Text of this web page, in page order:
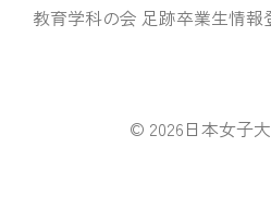
教育学科の会 足跡卒業生情報
© 2026日本女子